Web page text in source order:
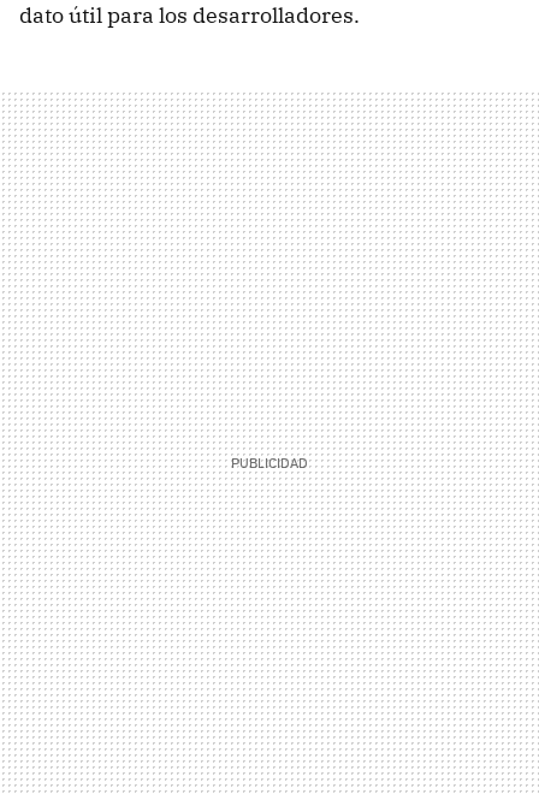
dato útil para los desarrolladores.